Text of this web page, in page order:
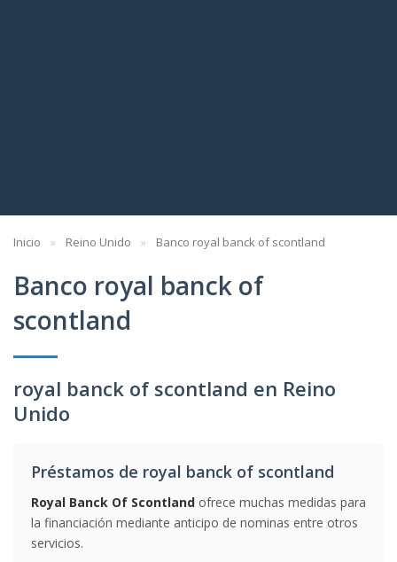
Inicio Reino Unido Banco royal banck of scontland
Banco royal banck of
scontland
royal banck of scontland en Reino
Unido
Préstamos de royal banck of scontland
Royal Banck Of Scontland ofrece muchas medidas para
la financiación mediante anticipo de nominas entre otros
servicios.